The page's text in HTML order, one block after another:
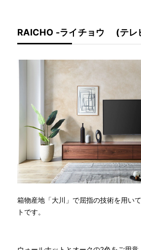
RAICHO -ライチョウ (テレ
箱物産地「大川」で屈指の技術を用い
トです。